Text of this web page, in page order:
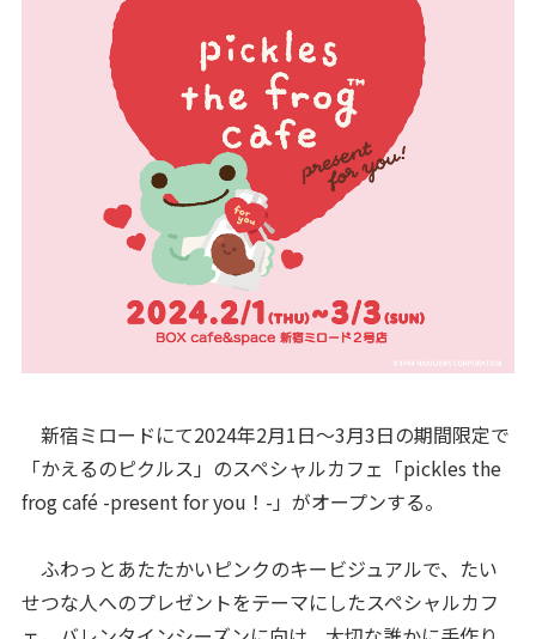
新宿ミロードにて2024年2月1日～3月3日の期間限定で
「かえるのピクルス」のスペシャルカフェ「pickles the
frog café -present for you！-」がオープンする。
ふわっとあたたかいピンクのキービジュアルで、たい
せつな人へのプレゼントをテーマにしたスペシャルカフ